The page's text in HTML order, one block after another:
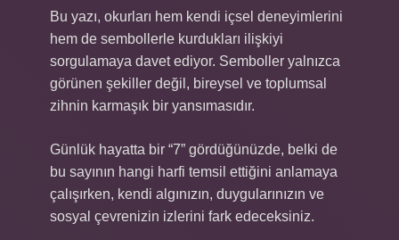
Bu yazı, okurları hem kendi içsel deneyimlerini
hem de sembollerle kurdukları ilişkiyi
sorgulamaya davet ediyor. Semboller yalnızca
görünen şekiller değil, bireysel ve toplumsal
zihnin karmaşık bir yansımasıdır.
Günlük hayatta bir “7” gördüğünüzde, belki de
bu sayının hangi harfi temsil ettiğini anlamaya
çalışırken, kendi algınızın, duygularınızın ve
sosyal çevrenizin izlerini fark edeceksiniz.